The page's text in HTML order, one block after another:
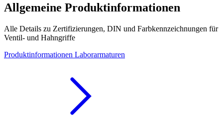
Allgemeine Produktinformationen
Alle Details zu Zertifizierungen, DIN und Farbkennzeichnungen für
Ventil- und Hahngriffe
Produktinformationen Laborarmaturen